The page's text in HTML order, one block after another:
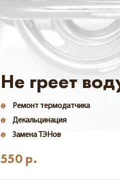
Не греет
Ремонт термодатчика
Декальцинация
Замена ТЭНов
550 р.